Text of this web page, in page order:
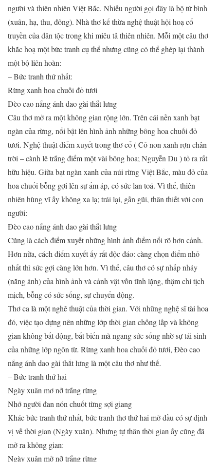
người và thiên nhiên Việt Bắc. Nhiều người gọi đây là bộ tứ bình
(xuân, hạ, thu, đông). Nhà thơ kế thừa nghệ thuật hội hoạ cổ
truyền của dân tộc trong khi miêu tả thiên nhiên. Mỗi một câu thơ
khắc hoạ một bức tranh cụ thể nhưng cũng có thể ghép lại thành
một bộ liên hoàn:
– Bức tranh thứ nhất:
Rừng xanh hoa chuối đỏ tươi
Đèo cao nắng ánh dao gài thắt lưng
Câu thơ mở ra một không gian rộng lớn. Trên cái nền xanh bạt
ngàn của rừng, nổi bật lên hình ảnh những bông hoa chuối đỏ
tươi. Nghệ thuật điểm xuyết trong thơ cổ ( Cỏ non xanh rợn chân
trời – cành lê trắng điểm một vài bông hoa; Nguyễn Du ) tỏ ra rất
hữu hiệu. Giữa bạt ngàn xanh của núi rừng Việt Bắc, màu đỏ của
hoa chuối bỗng gợi lên sự ấm áp, có sức lan toả. Vì thế, thiên
nhiên hùng vĩ ấy không xa lạ; trái lại, gần gũi, thân thiết với con
người:
Đèo cao nắng ánh dao gài thắt lưng
Cũng là cách điểm xuyết những hình ảnh điểm nổi rõ hơn cảnh.
Hơn nữa, cách điểm xuyết ấy rất độc đáo: càng chọn điểm nhỏ
nhất thì sức gợi càng lớn hơn. Vì thế, câu thơ có sự nhấp nháy
(nắng ánh) của hình ảnh và cảnh vật vốn tĩnh lặng, thậm chí tịch
mịch, bỗng có sức sống, sự chuyển động.
Thơ ca là một nghê thuật của thời gian. Với những nghệ sĩ tài hoa
đó, việc tạo dựng nên những lớp thời gian chồng lấp và không
gian không bất động, bất biến mà ngang sức sống nhờ sự tái sinh
của những lớp ngôn từ. Rừng xanh hoa chuối đỏ tươi, Đèo cao
nắng ánh dao gài thắt lưng là một câu thơ như thế.
– Bức tranh thứ hai
Ngày xuân mơ nở trắng rừng
Nhớ người đan nón chuốt từng sợi giang
Khác bức tranh thứ nhất, bức tranh thơ thứ hai mở đầu có sự định
vị về thời gian (Ngày xuân). Nhưng tự thân thời gian ấy cũng đã
mở ra không gian:
Ngày xuân mở nở trắng rừng